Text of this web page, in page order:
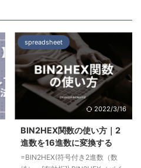
spreadsheet
2022/3/16
BIN2HEX関数の使い方｜2
進数を16進数に変換する
=BIN2HEX(符号付き2進数（数